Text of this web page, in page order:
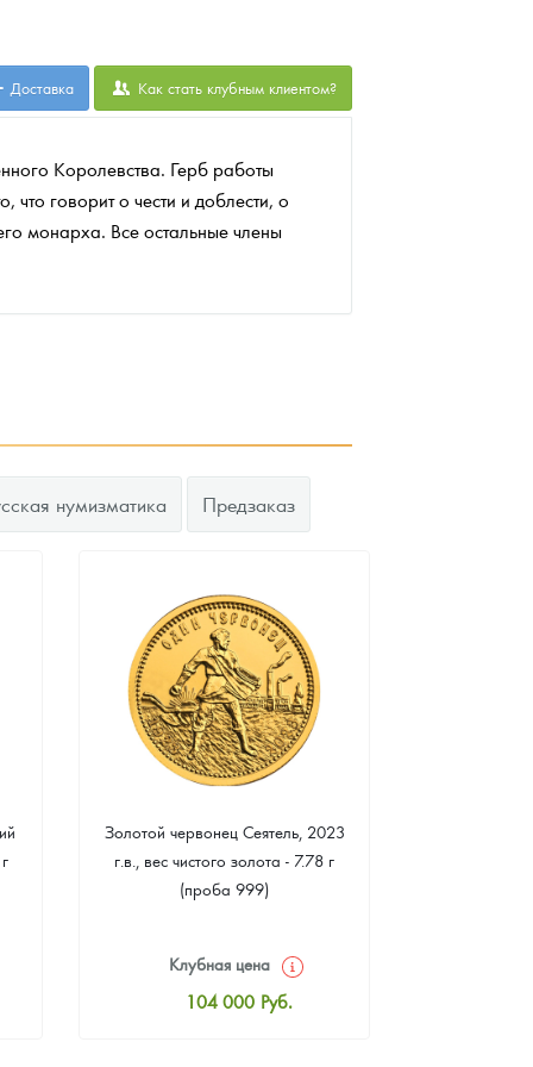
Доставка Как стать клубным клиентом?
Королевства. Герб работы
говорит о чести и доблести, о
монарха. Все остальные члены
нумизматика Предзаказ
Золотой червонец Сеятель, 2023
г.в., вес чистого золота - 7.78 г
(проба 999)
Клубная цена
104 000 Руб.